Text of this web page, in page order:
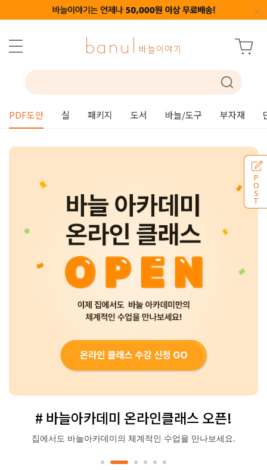
PDF도안 실 패키지 도서 바늘/도구 부자재
P
O
S
T
# 바늘아카데미 온라인클래스 오픈!
집에서도 바늘아카데미의 체계적인 수업을 만나보세요.